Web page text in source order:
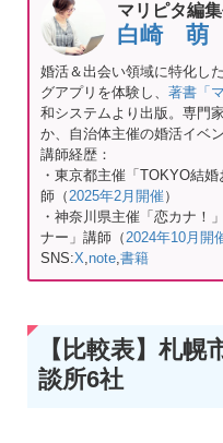
マリピタ編
白崎 萌
婚活＆出会い領域に特化し
グアプリを体験し、著書「
和システムより出版。専門
か、自治体主催の婚活イベ
講師経歴：
・東京都主催「TOKYO結
師（2025年2月開催）
・神奈川県主催「恋カナ！
ナー」講師（2024年10月開
SNS:X,note,書籍
【比較表】札
談所6社